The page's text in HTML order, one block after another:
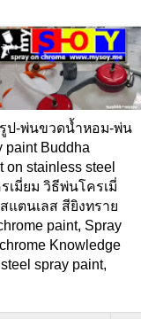
ป-พ่นขวดน้ำหอม-พ่น
paint Buddha
on stainless steel
เมี่ยม วิธีพ่นโครเมี่
แตนเลส สียิงทราย
paint, Spray
Knowledge
spray paint,